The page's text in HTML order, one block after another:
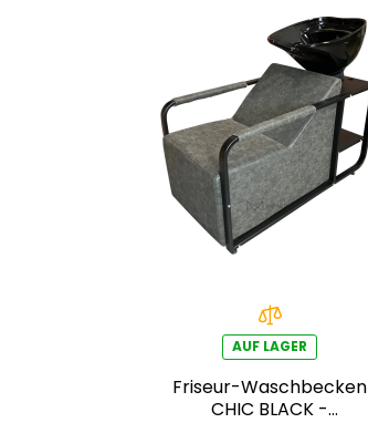
AUF LAGER
Friseur-Waschbecken
CHIC BLACK -